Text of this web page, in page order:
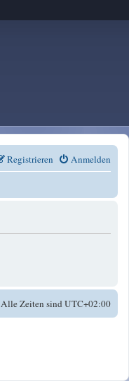
Anmelden
Registrieren
Alle Zeiten sindUTC+02:00